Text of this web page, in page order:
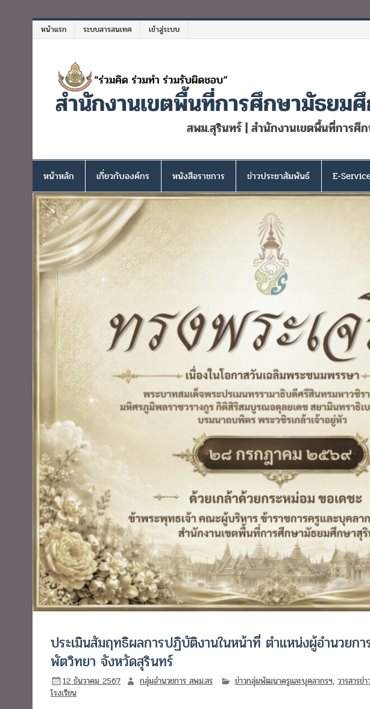
หน้าแรก ระบบสารสนเทศ เข้าสู่ระบบ
สำนักงานเขตพื้นที่การศึกษามัธยม
สพม.สุรินทร์ | สำนักงานเขตพื้นที่การศึ
หน้าหลัก เกี่ยวกับองค์กร หนังสือราชการ ข่าวประชาสัมพันธ์ E-
ประเมินสัมฤทธิผลการปฏิบัติงานในหน้าที่ ตำแหน่งผู้อำนวยกา
พัตวิทยา จังหวัดสุรินทร์
12 ธันวาคม 2567 กลุ่มอำนวยการ สพม.สร ข่าวกลุ่มพัฒนาครูและบุคลากรฯ, วารสารข่
โรงเรียน